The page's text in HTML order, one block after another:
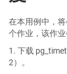
在本用例中，
个作业，该作业
1. 下载
2）。